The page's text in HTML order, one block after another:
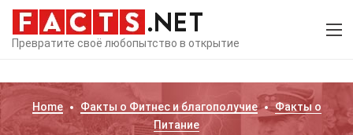
Превратите своё любопытство в открытие
Home Факты о Фитнес и благополучие
Факты о
Питание